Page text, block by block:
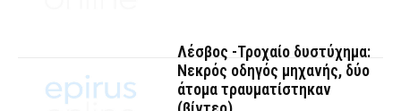
Λέσβος -Τροχαίο δυστύχημα:
Νεκρός οδηγός μηχανής, δύο
άτομα τραυματίστηκαν